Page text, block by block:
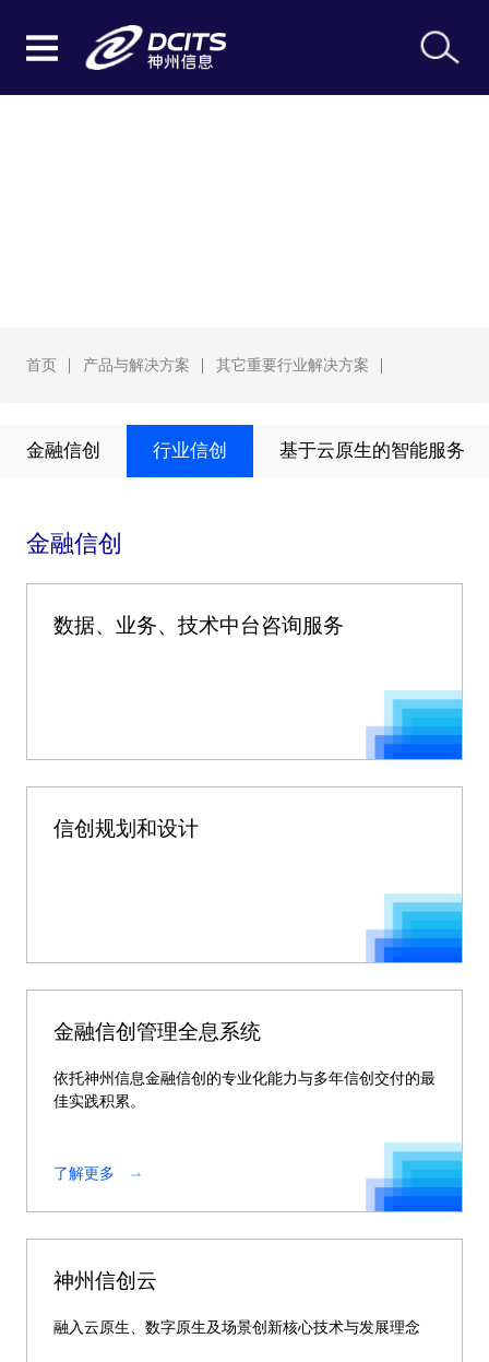
首页 产品与解决方案 其它重要行业解决方案
金融信创 行业信创 基于云原生的智能服务
金融信创
数据、业务、技术中台咨询服务
信创规划和设计
金融信创管理全息系统
依托神州信息金融信创的专业化能力与多年信创交付的最
佳实践积累。
了解更多
神州信创云
融入云原生、数字原生及场景创新核心技术与发展理念